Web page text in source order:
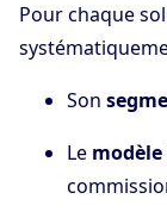
Pour chaque
Son
Le